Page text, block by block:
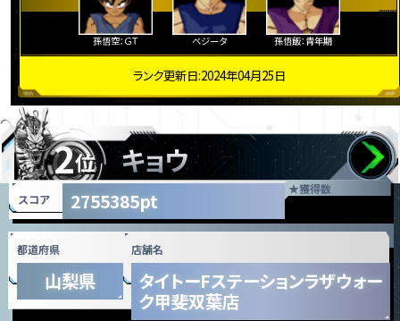
孫悟空：ＧＴ ベジータ 孫悟飯：青年期
ランク更新日:2024年04月25日
2位 キョウ
★獲得数
スコア 2755385pt
都道府県
山梨県
店舗名
タイトーFステーションラザウォー
ク甲斐双葉店